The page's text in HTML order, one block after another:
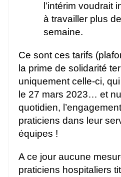
l’intérim voudrait
à travailler plus
semaine.
Ce sont ces tarifs
la prime de solidarité
uniquement celle-ci,
le 27 mars 2023… et
quotidien,
praticiens dans leur
équipes !
A ce jour aucune
praticiens hospitaliers